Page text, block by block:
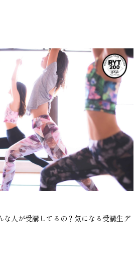
人が受講してるの？気になる受講生デ